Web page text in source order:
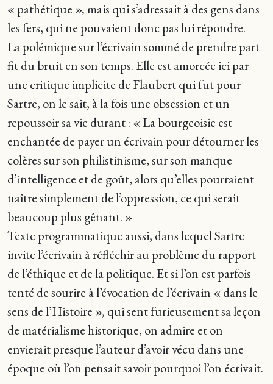
« pathétique »,mais qui s’adressait à des gens dans
les fers, qui ne pouvaient donc pas lui répondre.
La polémique sur l’écrivain sommé de prendre part
fit du bruit en son temps. Elle est amorcée ici par
une critique implicite de Flaubert qui fut pour
Sartre, on le sait, à la fois une obsession et un
repoussoir sa vie durant : « La bourgeoisie est
enchantée de payer un écrivain pour détourner les
colères sur son philistinisme, sur son manque
d’intelligence et de goût, alors qu’elles pourraient
naître simplement de l’oppression, ce qui serait
beaucoup plus gênant. »
Texte programmatique aussi, dans lequel Sartre
invite l’écrivain à réfléchir au problème du rapport
de l’éthique et de la politique. Et si l’on est parfois
tenté de sourire à l’évocation de l’écrivain « dans le
sens de l’Histoire », qui sent furieusement sa leçon
de matérialisme historique, on admire et on
envierait presque l’auteur d’avoir vécu dans une
époque où l’on pensait savoir pourquoi l’on écrivait.